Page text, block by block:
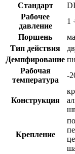
Стандарт
Рабочее
давление
1
Поршень
Тип действия
Демпфирование
Рабочая
температура
-
Конструкция
Крепление